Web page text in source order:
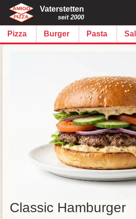
Vaterstetten
seit 2000
Pizza Burger Pasta
Classic Hamburger